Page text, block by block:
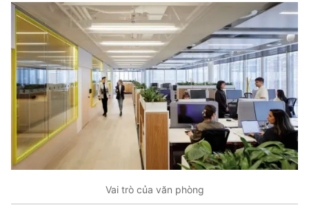
Vai trò của văn phòng